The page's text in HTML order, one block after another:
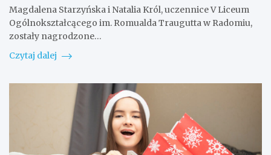
Magdalena Starzyńska i Natalia Król, uczennice V Liceum
Ogólnokształcącego im. Romualda Traugutta w Radomiu,
zostały nagrodzone…
Czytaj dalej